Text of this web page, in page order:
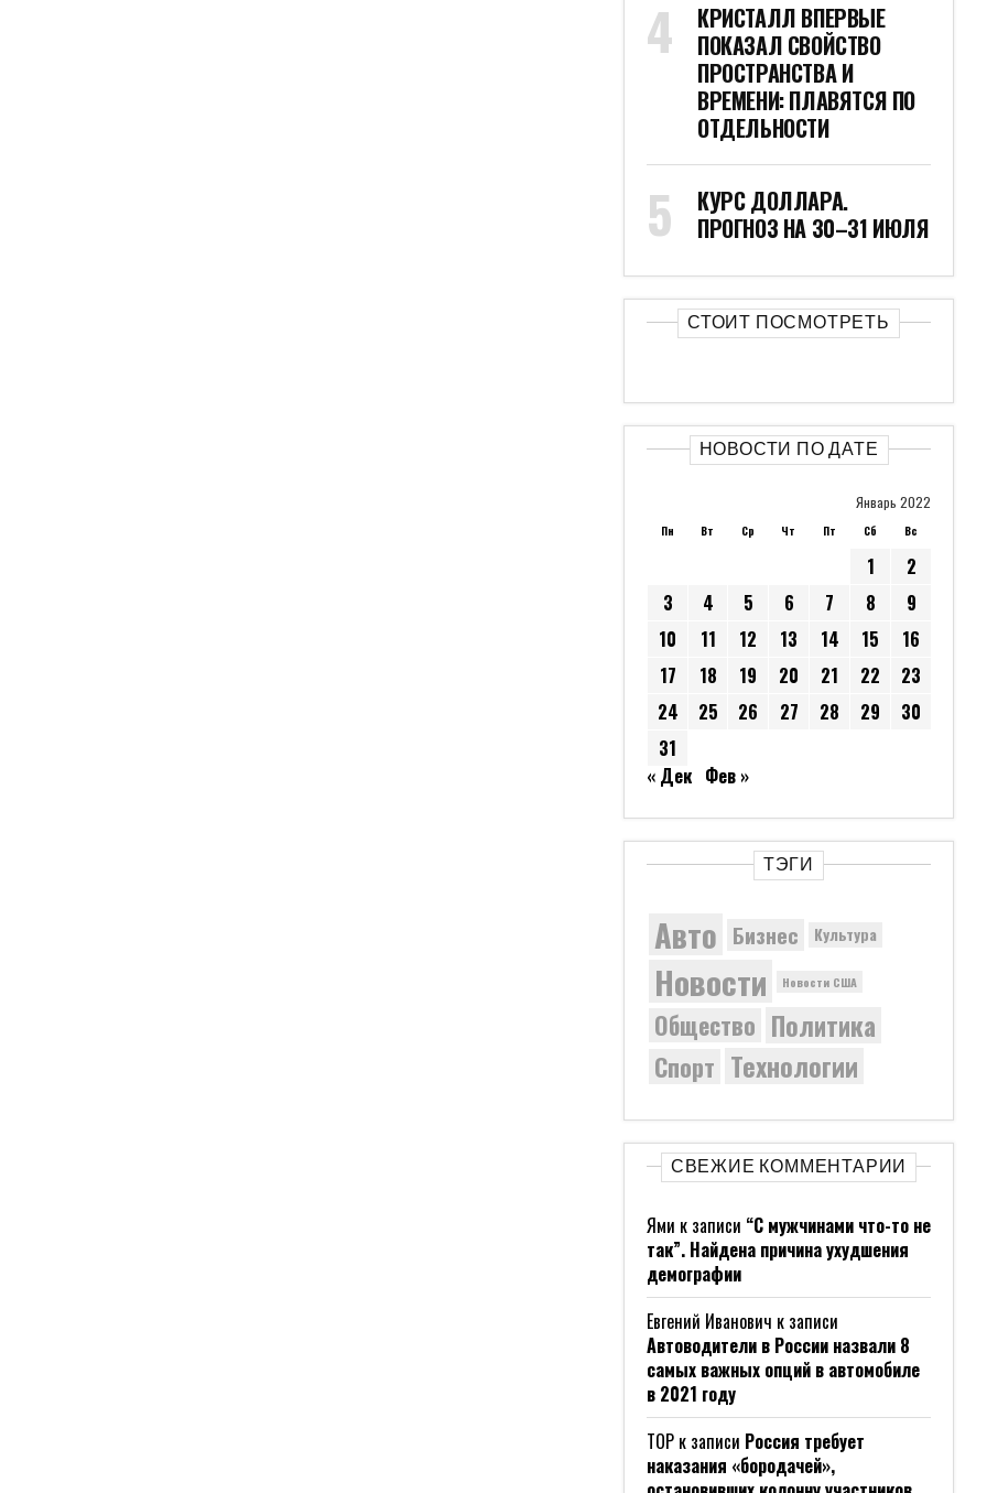
КРИСТАЛЛ ВПЕРВЫЕ
ПОКАЗАЛ СВОЙСТВО
ПРОСТРАНСТВА И
ВРЕМЕНИ: ПЛАВЯТСЯ ПО
ОТДЕЛЬНОСТИ
КУРС ДОЛЛАРА.
ПРОГНОЗ НА 30–31 ИЮЛЯ
СТОИТ ПОСМОТРЕТЬ
НОВОСТИ ПО ДАТЕ
Январь 2022
Пн Вт Ср Чт Пт Сб Вс
1
2
3
4 5 6 7 8
9
10
11 12 13 14 15
16
17
18 19 20 21 22
23
24
25 26 27 28 29
30
31
« Дек Фев »
ТЭГИ
Авто Бизнес Культура
Новости Новости США
Общество Политика
Спорт Технологии
СВЕЖИЕ КОММЕНТАРИИ
Ями к записи “С мужчинами что-то не
так”. Найдена причина ухудшения
демографии
Евгений Иванович к записи
Автоводители в России назвали 8
самых важных опций в автомобиле
в 2021 году
ТОР к записи Россия требует
наказания «бородачей»,